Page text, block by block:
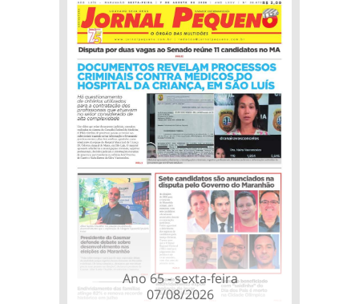
Ano 65 - sexta-feira
07/08/2026